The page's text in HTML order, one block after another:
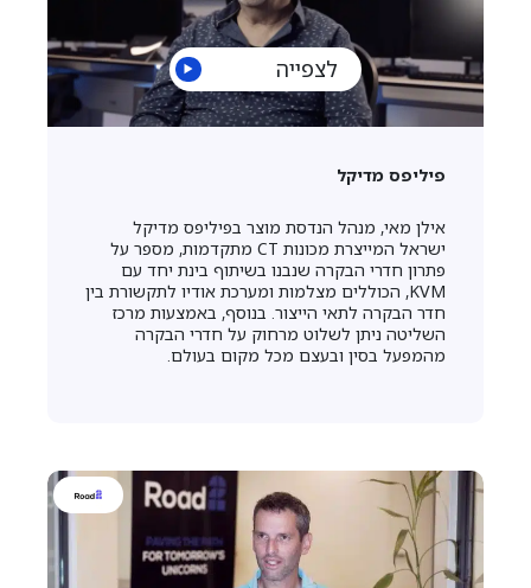
לצפייה
פיליפס מדיקל
אילן מאי, מנהל הנדסת מוצר בפיליפס מדיקל
ישראל המייצרת מכונות CT מתקדמות, מספר על
פתרון חדרי הבקרה שנבנו בשיתוף בינת יחד עם
KVM, הכוללים מצלמות ומערכת אודיו לתקשורת בין
חדר הבקרה לתאי הייצור. בנוסף, באמצעות מרכז
השליטה ניתן לשלוט מרחוק על חדרי הבקרה
מהמפעל בסין ובעצם מכל מקום בעולם.